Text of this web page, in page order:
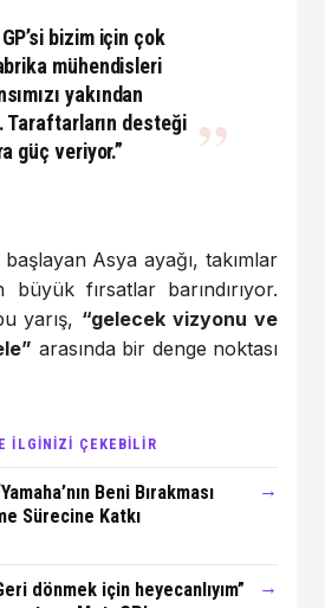
bizim için çok
mühendisleri
yakından
Taraftarların desteği
güç veriyor.”
Asya ayağı, takımlar
fırsatlar barındırıyor.
yarış, “gelecek vizyonu ve
arasında bir denge noktası
İLGİNİZİ ÇEKEBİLİR
Beni Bırakması
Sürecine Katkı
→
dönmek için heyecanlıyım”
→